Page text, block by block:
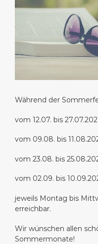
Image
Während der
vom 12.07. bis
vom 09.08. bis
vom 23.08. bis
vom 02.09. bis
jeweils Montag bis
erreichbar.
Wir wünschen allen
Sommermonate!